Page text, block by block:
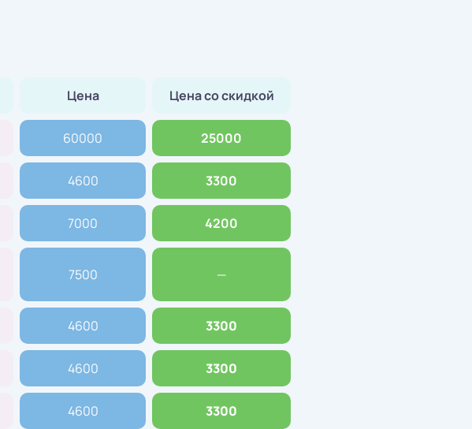
Цена Цена со скидкой
60000 25000
4600 3300
7000 4200
7500 —
4600 3300
4600 3300
4600 3300